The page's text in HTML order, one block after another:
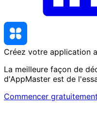
Créez votre application
La meilleure façon de
d'AppMaster est de
Commencer gratuitement